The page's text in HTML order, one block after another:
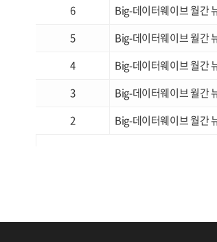
6
Big-데이터웨이브 월간
5
Big-데이터웨이브 월간
4
Big-데이터웨이브 월간
3
Big-데이터웨이브 월간
2
Big-데이터웨이브 월간